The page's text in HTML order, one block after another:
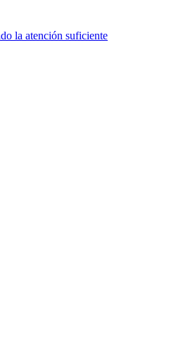
la atención suficiente